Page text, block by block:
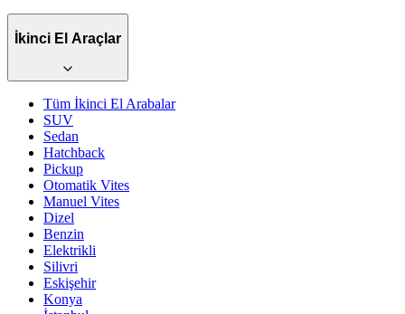
İkinci El Araçlar
Tüm İkinci El Arabalar
SUV
Sedan
Hatchback
Pickup
Otomatik Vites
Manuel Vites
Dizel
Benzin
Elektrikli
Silivri
Eskişehir
Konya